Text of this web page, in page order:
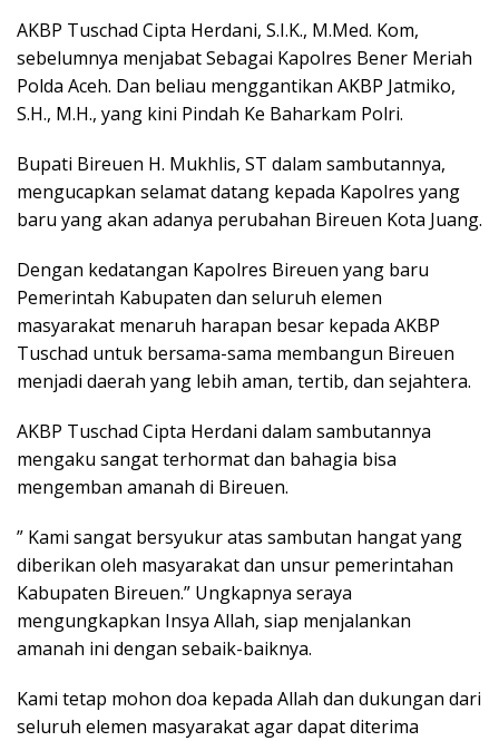
AKBP Tuschad Cipta Herdani, S.I.K., M.Med. Kom,
sebelumnya menjabat Sebagai Kapolres Bener Meriah
Polda Aceh. Dan beliau menggantikan AKBP Jatmiko,
S.H., M.H., yang kini Pindah Ke Baharkam Polri.
Bupati Bireuen H. Mukhlis, ST dalam sambutannya,
mengucapkan selamat datang kepada Kapolres yang
baru yang akan adanya perubahan Bireuen Kota Juang.
Dengan kedatangan Kapolres Bireuen yang baru
Pemerintah Kabupaten dan seluruh elemen
masyarakat menaruh harapan besar kepada AKBP
Tuschad untuk bersama-sama membangun Bireuen
menjadi daerah yang lebih aman, tertib, dan sejahtera.
AKBP Tuschad Cipta Herdani dalam sambutannya
mengaku sangat terhormat dan bahagia bisa
mengemban amanah di Bireuen.
” Kami sangat bersyukur atas sambutan hangat yang
diberikan oleh masyarakat dan unsur pemerintahan
Kabupaten Bireuen.” Ungkapnya seraya
mengungkapkan Insya Allah, siap menjalankan
amanah ini dengan sebaik-baiknya.
Kami tetap mohon doa kepada Allah dan dukungan dari
seluruh elemen masyarakat agar dapat diterima